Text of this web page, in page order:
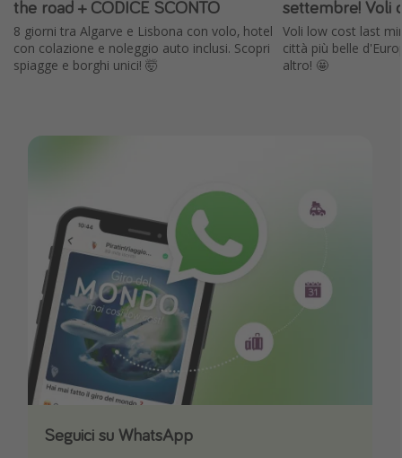
the road + CODICE SCONTO
8 giorni tra Algarve e Lisbona con volo, hotel
con colazione e noleggio auto inclusi. Scopri
spiagge e borghi unici! 🤯
settembre! Voli
Voli low cost last
città più belle
altro! 🤩
Seguici su WhatsApp
Scarica la nostra App